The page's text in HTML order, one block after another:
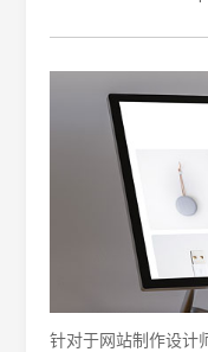
针对于网站制作设计